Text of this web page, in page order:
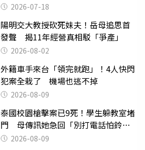
2026-07-18
陽明交大教授砍死妹夫！岳母追思首
發聲 揭11年經營真相駁「爭產」
2026-08-02
外籍車手來台「領完就跑」！4人快閃
犯案全栽了 機場也逃不掉
2026-08-09
泰國校園槍擊案已9死！學生躲教室堵
門 母傳訊她急回「別打電話怕鈴
響」2026-08-09